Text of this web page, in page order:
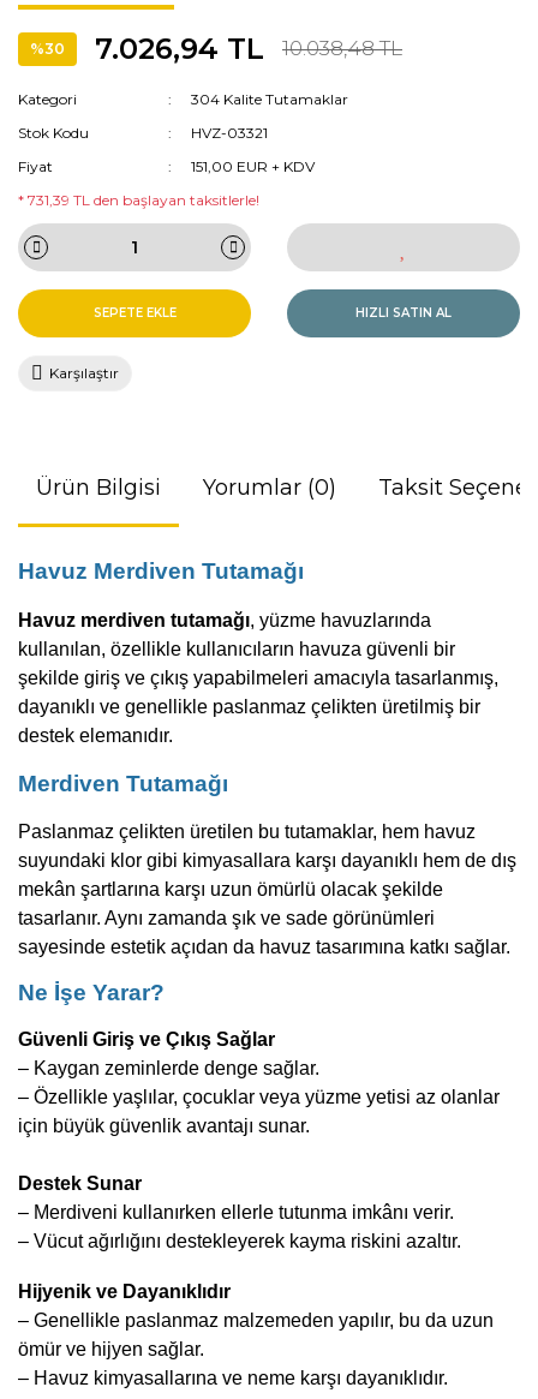
%30 7.026,94 TL 10.038,48 TL
Kategori
304 Kalite Tutamaklar
Stok Kodu
HVZ-03321
Fiyat
151,00 EUR + KDV
* 731,39 TL den başlayan taksitlerle!
SEPETE EKLE HIZLI SATIN AL
Karşılaştır
Ürün Bilgisi Yorumlar (0) Taksit
Havuz Merdiven Tutamağı
Havuz merdiven tutamağı, yüzme havuzlarında
kullanılan, özellikle kullanıcıların havuza güvenli bir
şekilde giriş ve çıkış yapabilmeleri amacıyla tasarlanmış,
dayanıklı ve genellikle paslanmaz çelikten üretilmiş bir
destek elemanıdır.
Merdiven Tutamağı
Paslanmaz çelikten üretilen bu tutamaklar, hem havuz
suyundaki klor gibi kimyasallara karşı dayanıklı hem de dış
mekân şartlarına karşı uzun ömürlü olacak şekilde
tasarlanır. Aynı zamanda şık ve sade görünümleri
sayesinde estetik açıdan da havuz tasarımına katkı sağlar.
Ne İşe Yarar?
Güvenli Giriş ve Çıkış Sağlar
– Kaygan zeminlerde denge sağlar.
– Özellikle yaşlılar, çocuklar veya yüzme yetisi az olanlar
için büyük güvenlik avantajı sunar.
Destek Sunar
– Merdiveni kullanırken ellerle tutunma imkânı verir.
– Vücut ağırlığını destekleyerek kayma riskini azaltır.
Hijyenik ve Dayanıklıdır
– Genellikle paslanmaz malzemeden yapılır, bu da uzun
ömür ve hijyen sağlar.
– Havuz kimyasallarına ve neme karşı dayanıklıdır.